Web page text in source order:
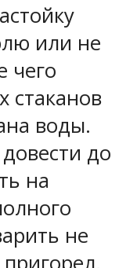
или не
чего
стаканов
воды.
до
на
не